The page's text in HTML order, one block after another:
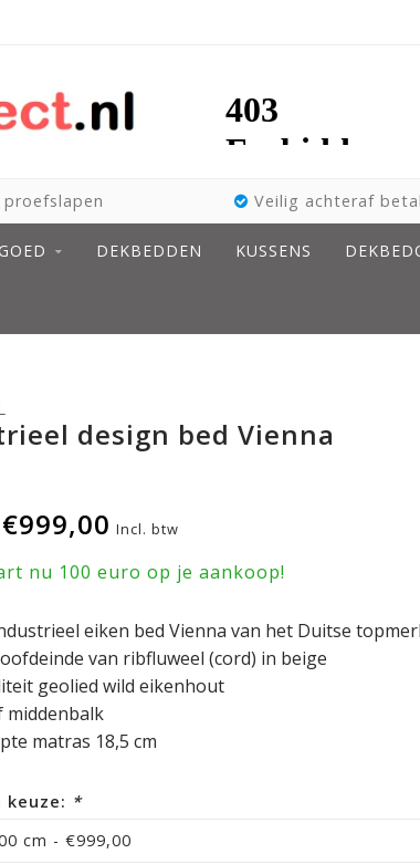
Veilig achteraf
DEKBEDDEN KUSSENS
design bed Vienna
€999,00 Incl. btw
nu 100 euro op je aankoop!
eiken bed Vienna van het Duitse
van ribfluweel (cord) in beige
geolied wild eikenhout
middenbalk
matras 18,5 cm
keuze: *
cm - €999,00